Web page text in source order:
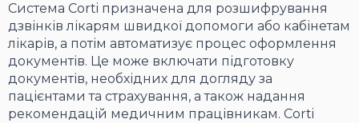
Система Corti призначена для розшифрування
дзвінків лікарям швидкої допомоги або кабінетам
лікарів, а потім автоматизує процес оформлення
документів. Це може включати підготовку
документів, необхідних для догляду за
пацієнтами та страхування, а також надання
рекомендацій медичним працівникам. Corti